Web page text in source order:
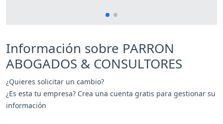
Información sobre PARRON
ABOGADOS & CONSULTORES
¿Quieres solicitar un cambio?
¿Es esta tu empresa? Crea una cuenta gratis para gestionar su
información